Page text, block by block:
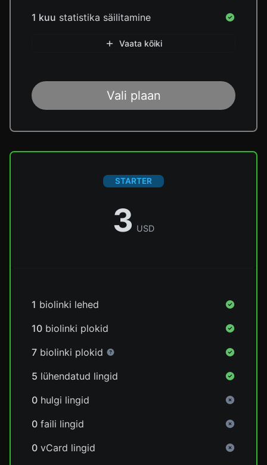
1 kuu statistika säilitamine
Vaata kõiki
Vali plaan
STARTER
3 USD
1 biolinki lehed
10 biolinki plokid
7 biolinki plokid
5 lühendatud lingid
0 hulgi lingid
0 faili lingid
0 vCard lingid